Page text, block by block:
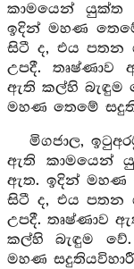
කාමයෙන් යුක්ත
ඉදින් මහණ
සිටී ද, එය පතන
උපදී. තෘෂ්ණාව
ඇති කල්හි බැඳුම
මහණ තෙමේ
මිගජාල,
ඇති කාමයෙන්
ඇත. ඉදින් මහණ
සිටී ද, එය පතන
උපදී. තෘෂ්ණාව
කල්හි බැඳුම
මහණ